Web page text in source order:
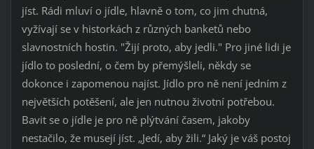
jíst. Rádi mluví o jídle, hlavně o tom, co jim chutná,
vyžívají se v historkách z různých banketů nebo
slavnostních hostin. "Žijí proto, aby jedli." Pro jiné lidi je
jídlo to poslední, o čem by přemýšleli, někdy se
dokonce i zapomenou najíst. Jídlo pro ně není jedním z
největších potěšení, ale jen nutnou životní potřebou.
Bavit se o jídle je pro ně plýtvání časem, jakoby
nestačilo, že musejí jíst. „Jedí, aby žili.“ Jaký je váš postoj